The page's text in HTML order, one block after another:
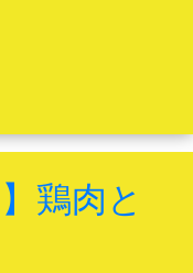
鶏肉と